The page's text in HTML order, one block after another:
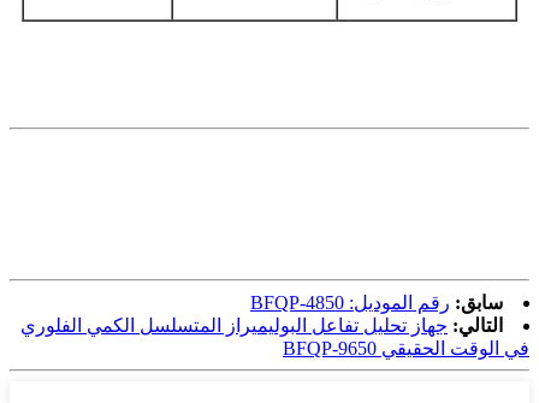
سابق: رقم الموديل: BFQP-4850
التالي: جهاز تحليل تفاعل البوليميراز المتسلسل الكمي الفلوري
في الوقت الحقيقي BFQP-9650